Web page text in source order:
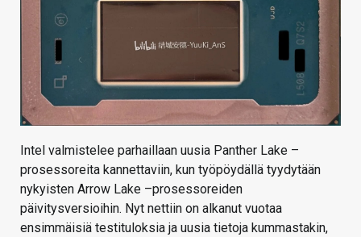
HAKU
Intel valmistelee parhaillaan uusia Panther Lake –
prosessoreita kannettaviin, kun työpöydällä tyydytään
nykyisten Arrow Lake –prosessoreiden
päivitysversioihin. Nyt nettiin on alkanut vuotaa
ensimmäisiä testituloksia ja uusia tietoja kummastakin,